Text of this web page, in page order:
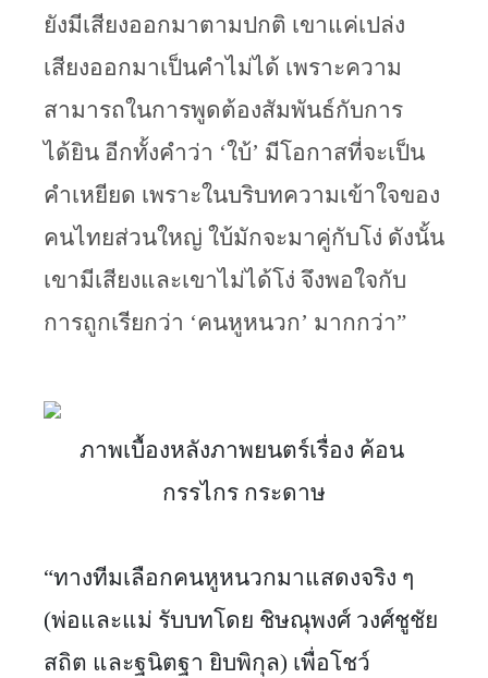
ยังมีเสียงออกมาตามปกติ เขาแค่เปล่ง
เสียงออกมาเป็นคำไม่ได้ เพราะความ
สามารถในการพูดต้องสัมพันธ์กับการ
ได้ยิน อีกทั้งคำว่า ‘ใบ้’ มีโอกาสที่จะเป็น
คำเหยียด เพราะในบริบทความเข้าใจของ
คนไทยส่วนใหญ่ ใบ้มักจะมาคู่กับโง่ ดังนั้น
เขามีเสียงและเขาไม่ได้โง่ จึงพอใจกับ
การถูกเรียกว่า ‘คนหูหนวก’ มากกว่า”
ภาพเบื้องหลังภาพยนตร์เรื่อง ค้อน
กรรไกร กระดาษ
“ทางทีมเลือกคนหูหนวกมาแสดงจริง ๆ
(พ่อและแม่ รับบทโดย ชิษณุพงศ์ วงศ์ชูชัย
สถิต และฐนิตฐา ยิบพิกุล) เพื่อโชว์